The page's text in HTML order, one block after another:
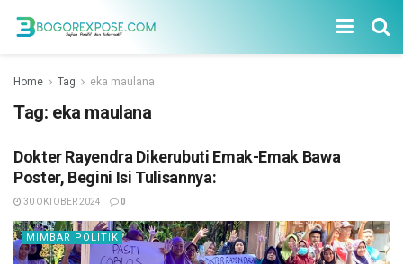
Home Tag eka maulana
Tag: eka maulana
Dokter Rayendra Dikerubuti Emak-Emak Bawa
Poster, Begini Isi Tulisannya:
30 OKTOBER 2024 0
MIMBAR POLITIK